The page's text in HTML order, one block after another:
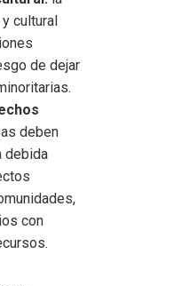
cultural
de dejar
deben
debida
con